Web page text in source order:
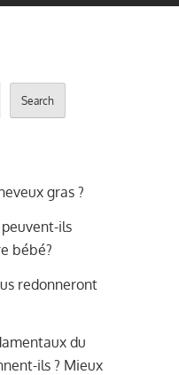
Search
gras ?
ils
bébé?
redonneront
du
ils ? Mieux